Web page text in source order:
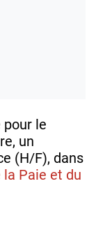
pour le
un
(H/F), dans
la Paie et du